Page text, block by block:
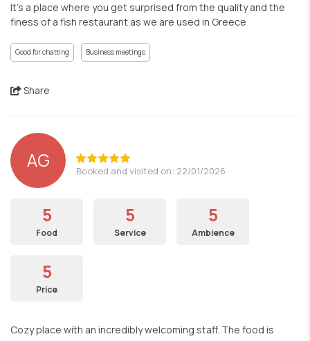
It’s a place where you get surprised from the quality and the
finess of a fish restaurant as we are used in Greece
Good for chatting Business meetings
Share
AG Booked and visited on: 22/01/2026
5
Food
5
Service
5
Ambience
5
Price
Cozy place with an incredibly welcoming staff. The food is